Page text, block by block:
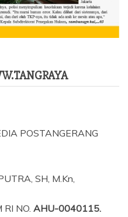
POSTANGERANG
SH, M.Kn,
NO. AHU-0040115.